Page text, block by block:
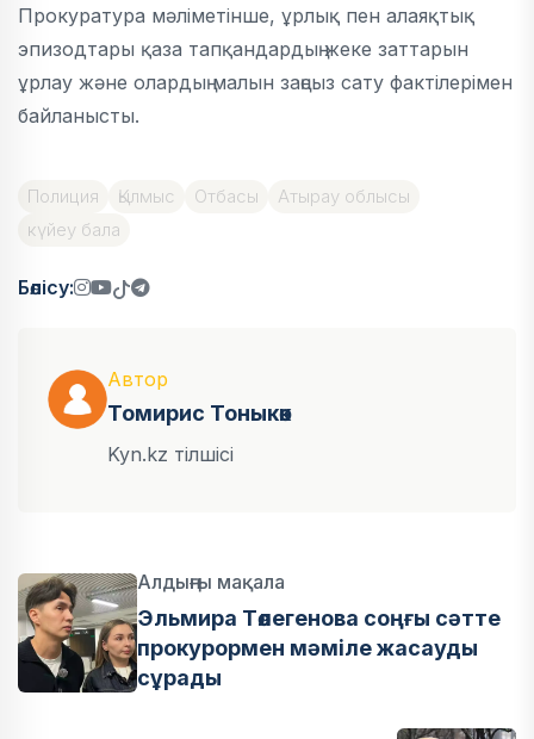
Прокуратура мәліметінше, ұрлық пен алаяқтық
эпизодтары қаза тапқандардың жеке заттарын
ұрлау және олардың малын заңсыз сату фактілерімен
байланысты.
Полиция Қылмыс Отбасы
Атырау облысы
күйеу бала
Бөлісу:
Автор
Томирис Тоныкөк
Kyn.kz тілшісі
Алдыңғы мақала
Эльмира Төлегенова соңғы сәтте
прокурормен мәміле жасауды
сұрады